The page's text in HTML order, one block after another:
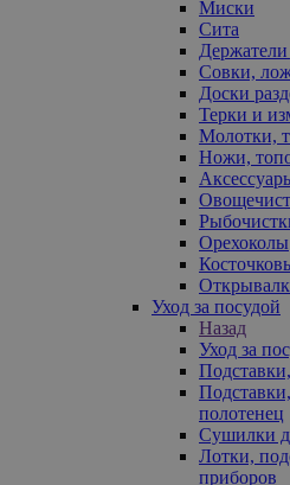
Миски
Сита
Совки,
Доски
Терки и
Молотки,
Ножи,
Орехоколы
Уход за посудой
Назад
Уход за
полотенец
Сушилки
Лотки,
приборов